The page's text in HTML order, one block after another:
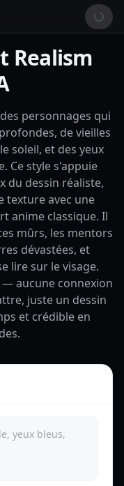
Realism
personnages qui
de vieilles
soleil, et des yeux
Ce style s'appuie
du dessin réaliste,
texture avec une
anime classique. Il
mûrs, les mentors
dévastées, et
lire sur le visage.
aucune connexion
juste un dessin
et crédible en